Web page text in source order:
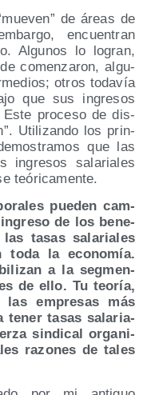
de áreas de
encuen­tran
Algu­nos lo logran,
comen­za­ron, algu­
otros toda­vía
que sus ingre­sos
Este pro­ce­so de dis­
Uti­li­zan­do los prin­
que las
ingre­sos sala­ria­les
teóricamente.
pue­den cam­
de los bene­
tasas sala­ria­les
toda la eco­no­mía.
a la seg­men­
de ello. Tu teo­ría,
empre­sas más
tener tasas sala­ria­
sin­di­cal orga­ni­
razo­nes de tales